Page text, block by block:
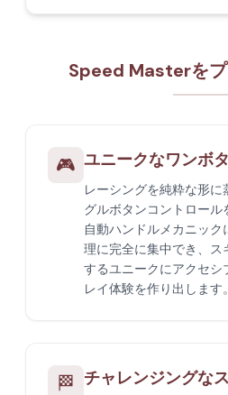
Speed Masterを
🎮 ユニークなワンボ
レーシングを純粋な形
グルボタンコントロール
自動ハンドルメカニッ
理に完全に集中でき、ス
するユニークにアクセ
レイ体験を作り出します。
🏁 チャレンジングな